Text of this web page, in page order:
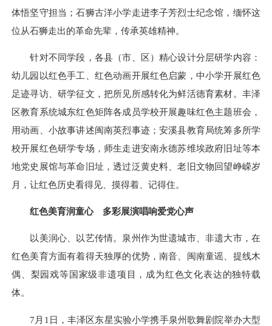
体悟坚守担当；石狮古洋小学走进李子芳烈士纪念馆，缅怀这
位从石狮走出的革命先辈，传承英雄精神。
针对不同学段，各县（市、区）精心设计分层研学内容：
幼儿园以红色手工、红色动画开展红色启蒙，中小学开展红色
足迹寻访、研学征文，把所见所感转化为鲜活德育素材。丰泽
区教育系统城东红色矩阵各成员学校开展趣味红色主题班会，
用动画、小故事讲述闽南英烈事迹；安溪县教育局统筹多所学
校开展红色研学专场，师生走进安南永德苏维埃政府旧址等本
地党史展馆与革命旧址，透过泛黄史料、老旧文物回望峥嵘岁
月，让红色历史看得见、摸得着、记得住。
红色美育润童心 多彩展演唱响爱党心声
以美润心、以艺传情。泉州作为世遗城市、非遗大市，在
红色美育方面有着得天独厚的优势，南音、闽南童谣、提线木
偶、梨园戏等国家级非遗项目，成为红色文化表达的独特载
体。
7月1日，丰泽区东星实验小学携手泉州歌舞剧院举办大型